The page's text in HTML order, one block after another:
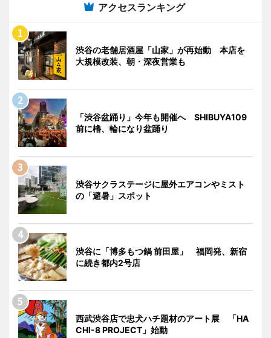
アクセスランキング
渋谷の老舗居酒屋「山家」が再始動 本店を
大規模改装、朝・深夜営業も
「渋谷盆踊り」今年も開催へ SHIBUYA109
前に櫓、輪になり盆踊り
渋谷サクラステージに屋外エアコンやミスト
の「避暑」スポット
渋谷に「博多もつ鍋 前田屋」 福岡発、新宿
に続き都内2号店
西武渋谷店で忠犬ハチ題材のアート展 「HA
CHI-8 PROJECT」始動